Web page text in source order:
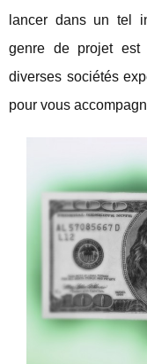
lancer dans un tel
genre de projet est
diverses sociétés
pour vous